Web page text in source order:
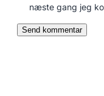
næste gang jeg